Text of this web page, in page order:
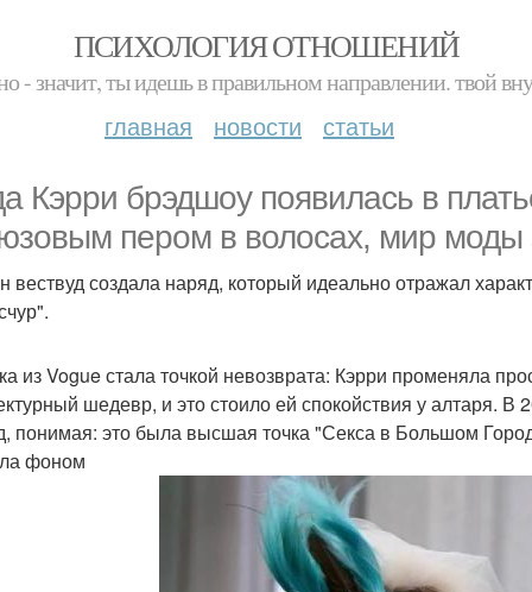
ПСИХОЛОГИЯ ОТНОШЕНИЙ
- значит, ты идешь в правильном направлении. твой
главная новости статьи
Кэрри брэдшоу появилась в
пером в волосах, мир моды
вествуд создала наряд, который идеально отражал
из Vogue стала точкой невозврата: Кэрри променяла
шедевр, и это стоило ей спокойствия у алтаря.
понимая: это была высшая точка "Секса в Большом
фоном